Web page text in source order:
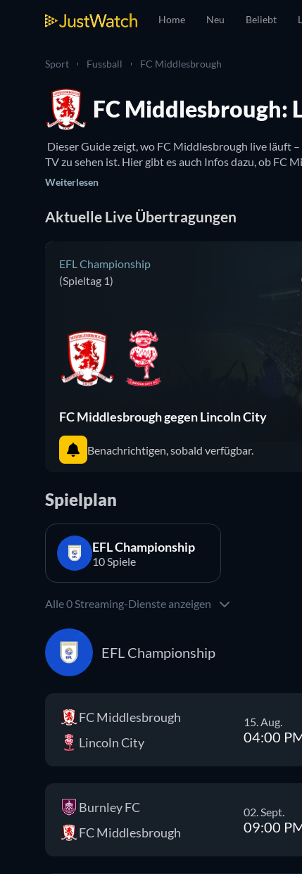
Home Neu Beliebt
Sport Fussball FC Middlesbrough
FC Middlesbrough:
Dieser Guide zeigt, wo FC Middlesbrough live läuft
Weiterlesen
Aktuelle Live Übertragungen
EFL Championship
(Spieltag 1)
FC Middlesbrough gegen Lincoln City
Benachrichtigen, sobald verfügbar.
Spielplan
EFL Championship
10 Spiele
Alle 0 Streaming-Dienste anzeigen
EFL Championship
FC Middlesbrough
Lincoln City
15. Aug.
04:00
Burnley FC
FC Middlesbrough
02. Sept.
09:00